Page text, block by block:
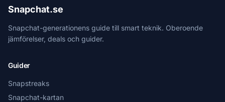
Snapchat.se
Snapchat-generationens guide till smart teknik. Oberoende
jämförelser, deals och guider.
Guider
Snapstreaks
Snapchat-kartan